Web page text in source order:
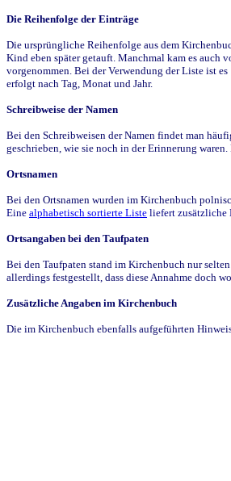
Die Reihenfolge der Einträge
Die ursprüngliche Reihenfolge aus dem
Kind eben später getauft. Manchmal kam es auch
vorgenommen. Bei der Verwendung der Liste ist
erfolgt nach Tag, Monat und Jahr.
Schreibweise der Namen
Bei den Schreibweisen der Namen findet man
geschrieben, wie sie noch in der Erinnerung
Ortsnamen
Bei den Ortsnamen wurden im Kirchenbuch
Eine alphabetisch sortierte Liste liefert zusätzliche
Ortsangaben bei den Taufpaten
Bei den Taufpaten stand im Kirchenbuch nur
allerdings festgestellt, dass diese Annahme doch
Zusätzliche Angaben im Kirchenbuch
Die im Kirchenbuch ebenfalls aufgeführten